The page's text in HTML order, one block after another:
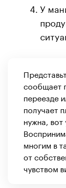
У
сообщает
переезде
получает
нужна, вот
многим в
от
чувством